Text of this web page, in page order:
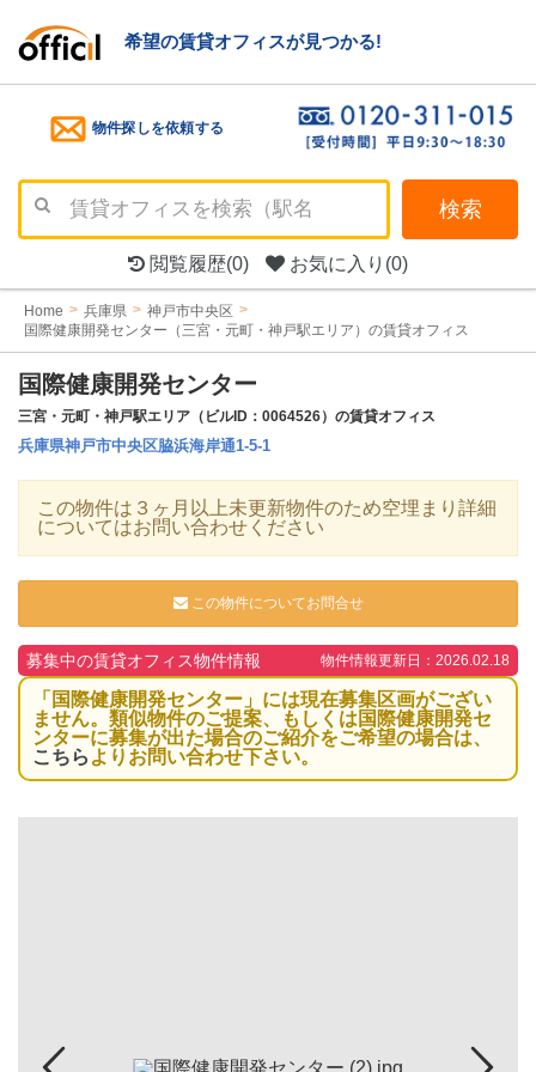
希望の賃貸オフィスが見つかる!
物件探しを依頼する
検索
閲覧履歴(0) お気に入り (0)
Home 兵庫県
神戸市中央区
国際健康開発センター（三宮・元町・神戸駅エリア）の賃貸オフィス
国際健康開発センター
三宮・元町・神戸駅エリア（ビルID：0064526）の賃貸オフィス
兵庫県神戸市中央区脇浜海岸通1-5-1
この物件は３ヶ月以上未更新物件のため空埋まり詳細
についてはお問い合わせください
この物件についてお問合せ
募集中の賃貸オフィス物件情報 物件情報更新日：2026.02.18
「国際健康開発センター」には現在募集区画がござい
ません。類似物件のご提案、もしくは国際健康開発セ
ンターに募集が出た場合のご紹介をご希望の場合は、
こちら よりお問い合わせ下さい。